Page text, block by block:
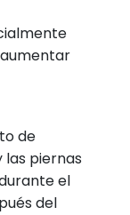
de
las piernas
el
del